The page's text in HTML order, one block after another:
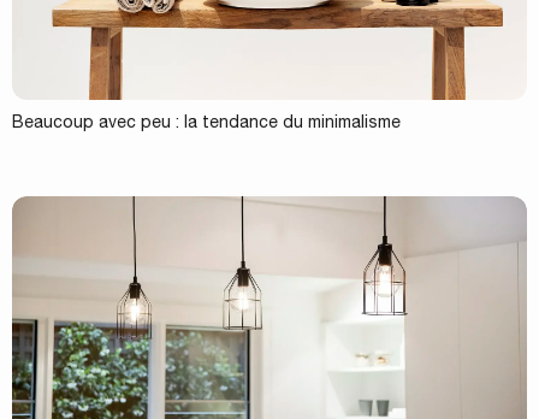
Beaucoup avec peu : la tendance du minimalisme